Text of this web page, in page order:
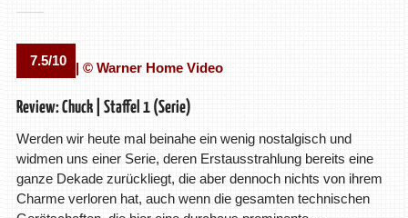
7.5/10
Review: Chuck | Staffel 1 (Serie)
Werden wir heute mal beinahe ein wenig nostalgisch und
widmen uns einer Serie, deren Erstausstrahlung bereits eine
ganze Dekade zurückliegt, die aber dennoch nichts von ihrem
Charme verloren hat, auch wenn die gesamten technischen